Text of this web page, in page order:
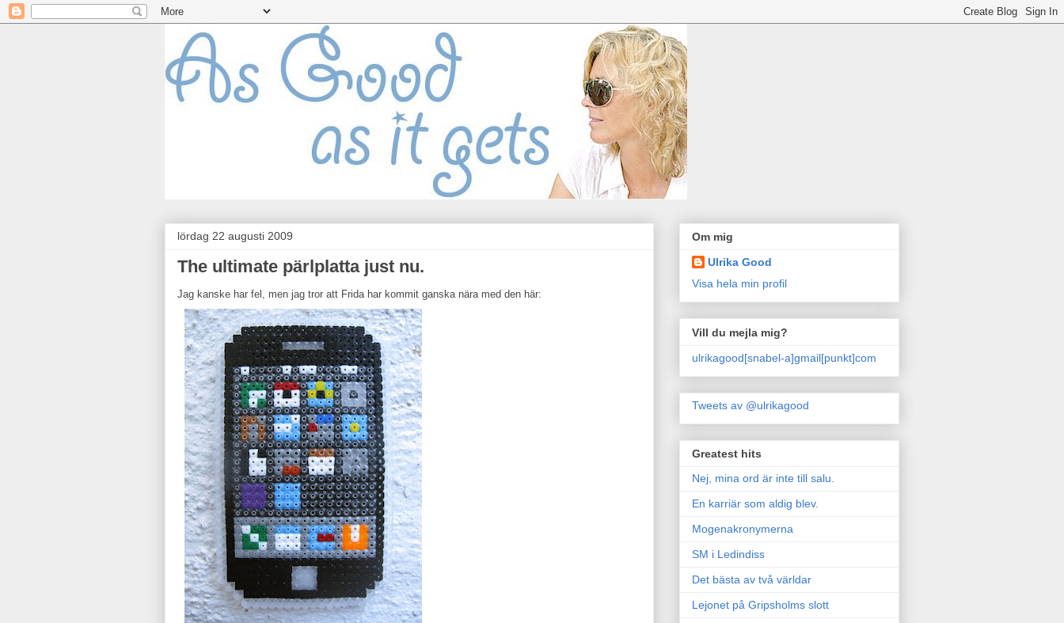
lördag 22 augusti 2009
The ultimate pärlplatta just nu.
Jag kanske har fel, men jag tror att Frida har kommit ganska nära med den här:
Om mig
Ulrika Good
Visa hela min profil
Vill du mejla mig?
ulrikagood[snabel-a]gmail[punkt]com
Tweets av @ulrikagood
Greatest hits
Nej, mina ord är inte till salu.
En karriär som aldig blev.
Mogenakronymerna
SM i Ledindiss
Det bästa av två världar
Lejonet på Gripsholms slott